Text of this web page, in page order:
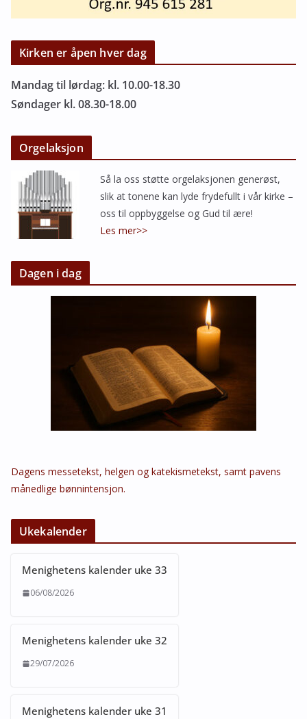
Kirken er åpen hver dag
Mandag til lørdag: kl. 10.00-18.30
Søndager kl. 08.30-18.00
Orgelaksjon
Så la oss støtte orgelaksjonen generøst,
slik at tonene kan lyde frydefullt i vår kirke –
oss til oppbyggelse og Gud til ære!
Les mer>>
Dagen i dag
Dagens messetekst, helgen og katekismetekst, samt pavens
månedlige bønnintensjon.
Ukekalender
Menighetens kalender uke 33
06/08/2026
Menighetens kalender uke 32
29/07/2026
Menighetens kalender uke 31